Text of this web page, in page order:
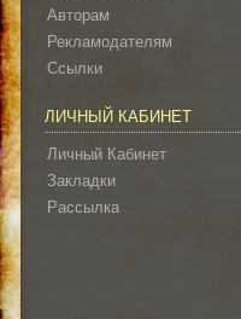
Авторам
Рекламодателям
Ссылки
ЛИЧНЫЙ КАБИНЕТ
Личный Кабинет
Закладки
Рассылка